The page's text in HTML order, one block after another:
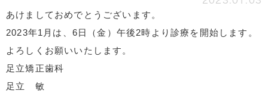
あけましておめでとうございます。
2023年1月は、6日（金）午後2時より診療を開始します。
よろしくお願いいたします。
足立矯正歯科
足立 敏